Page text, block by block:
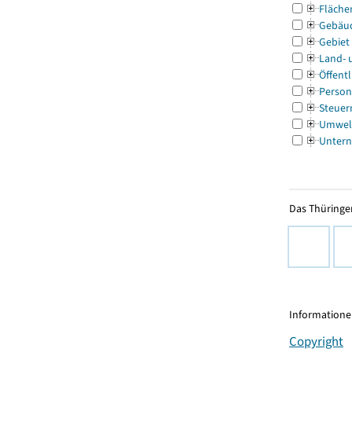
Gebiet
Land-
Das
Copyright